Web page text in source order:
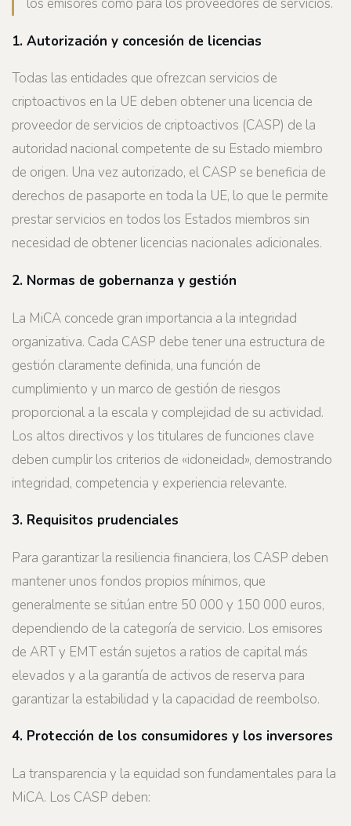
los emisores como para los proveedores de servicios.
1. Autorización y concesión de licencias
Todas las entidades que ofrezcan servicios de
criptoactivos en la UE deben obtener una licencia de
proveedor de servicios de criptoactivos (CASP) de la
autoridad nacional competente de su Estado miembro
de origen. Una vez autorizado, el CASP se beneficia de
derechos de pasaporte en toda la UE, lo que le permite
prestar servicios en todos los Estados miembros sin
necesidad de obtener licencias nacionales adicionales.
2. Normas de gobernanza y gestión
La MiCA concede gran importancia a la integridad
organizativa. Cada CASP debe tener una estructura de
gestión claramente definida, una función de
cumplimiento y un marco de gestión de riesgos
proporcional a la escala y complejidad de su actividad.
Los altos directivos y los titulares de funciones clave
deben cumplir los criterios de «idoneidad», demostrando
integridad, competencia y experiencia relevante.
3. Requisitos prudenciales
Para garantizar la resiliencia financiera, los CASP deben
mantener unos fondos propios mínimos, que
generalmente se sitúan entre 50 000 y 150 000 euros,
dependiendo de la categoría de servicio. Los emisores
de ART y EMT están sujetos a ratios de capital más
elevados y a la garantía de activos de reserva para
garantizar la estabilidad y la capacidad de reembolso.
4. Protección de los consumidores y los inversores
La transparencia y la equidad son fundamentales para la
MiCA. Los CASP deben: